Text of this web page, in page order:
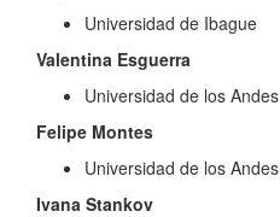
Universidad de Ibague
Valentina Esguerra
Universidad de los Andes
Felipe Montes
Universidad de los Andes
Ivana Stankov